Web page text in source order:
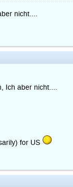
nicht....
Ich aber nicht....
for US